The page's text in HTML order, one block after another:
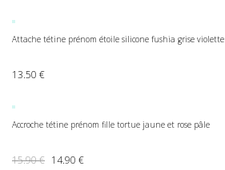
Attache tétine prénom étoile silicone fushia grise violette
13.50 €
Accroche tétine prénom fille tortue jaune et rose pâle
15.90€ Le prix initial était : 15.90 €.
14.90 €Le prix actuel est : 14.90 €.